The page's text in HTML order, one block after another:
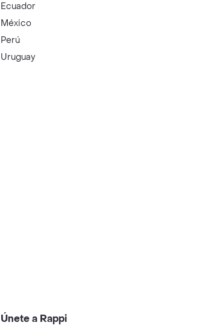
Ecuador
México
Perú
Uruguay
Únete a Rappi